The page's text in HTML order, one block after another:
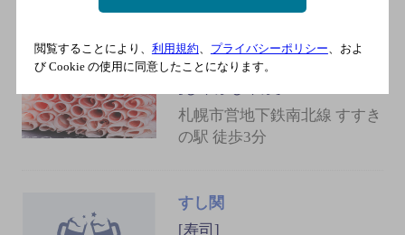
極薄ラムしゃぶ専門 工藤羊肉
店
札幌市営地下鉄南北線 すすき
の駅 徒歩3分
すし関
[寿司]
閲覧することにより、 利用規約、 プライバシーポリシー、およ
び Cookie の使用に同意したことになります。